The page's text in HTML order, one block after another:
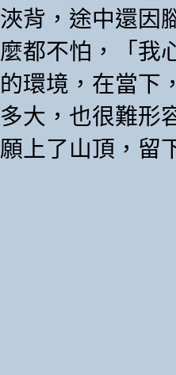
浹背，途中還因
麼都不怕，「我
的環境，在當下
多大，也很難
願上了山頂，留